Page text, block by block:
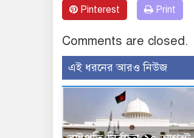
Pinterest Print
Comments are closed.
এই ধরনের আরও নিউজ